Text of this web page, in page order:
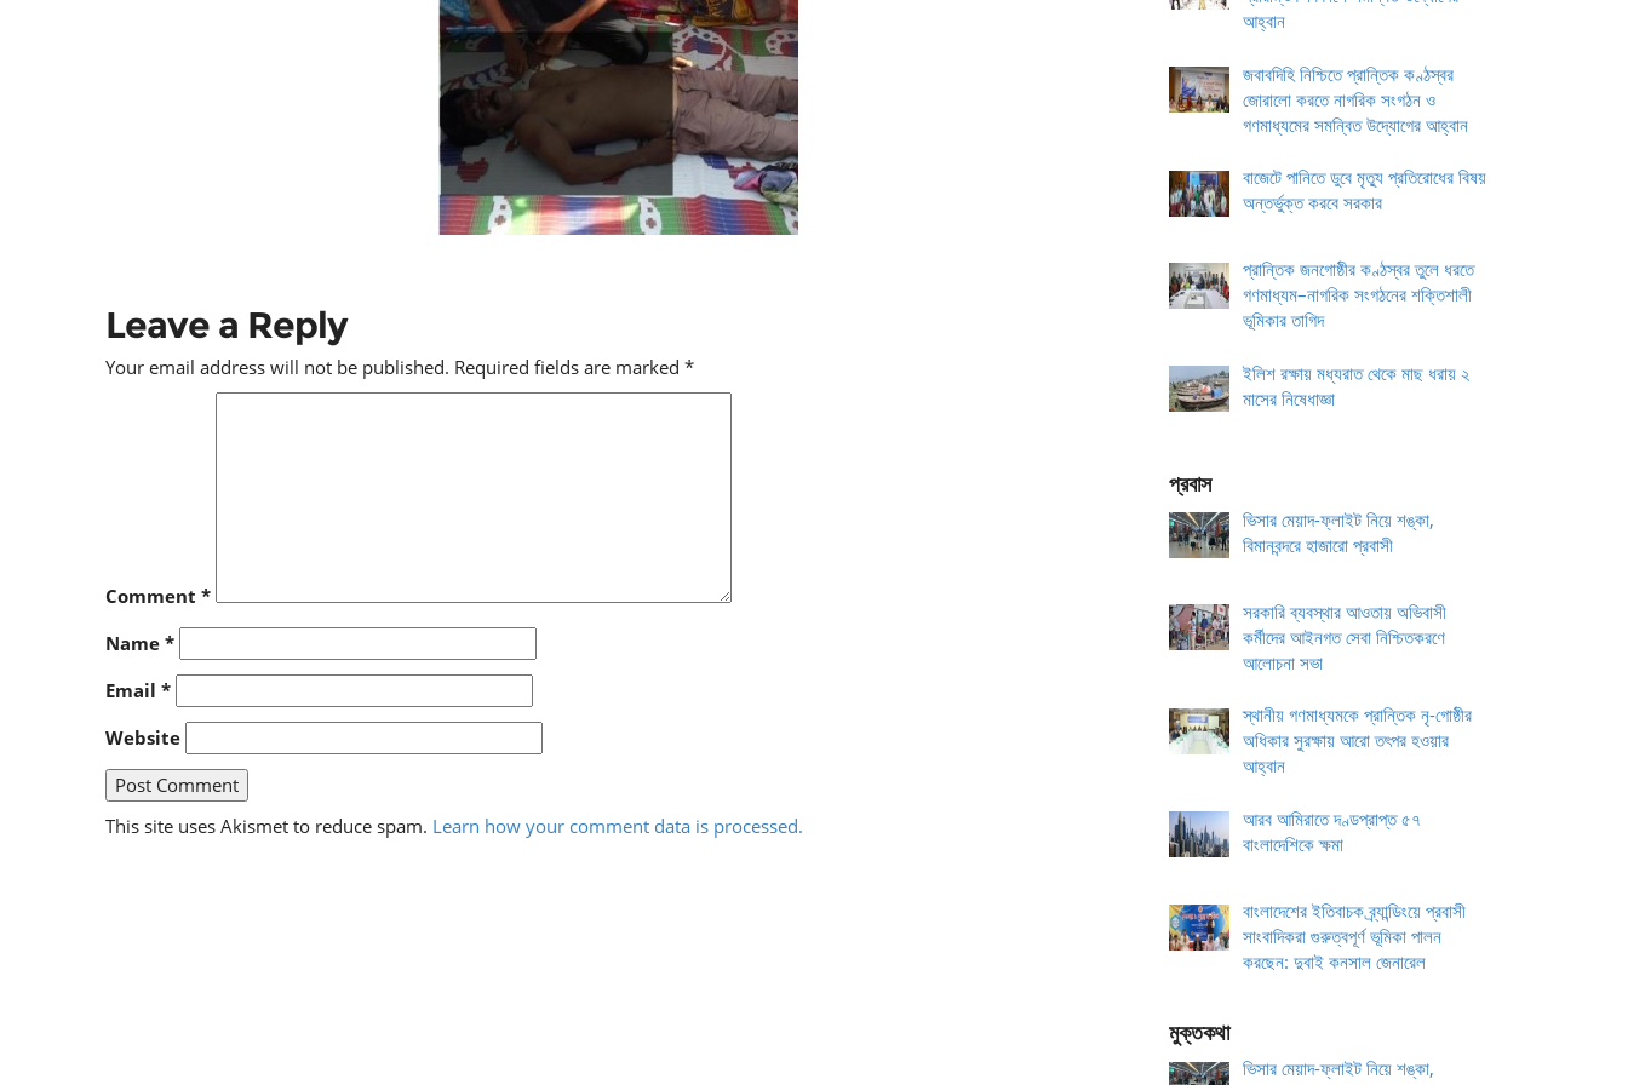
Leave a Reply
Your email address will not be published. Required fields are marked *
Comment *
Name *
Email *
Website
This site uses Akismet to reduce spam. Learn how your comment data is processed.
আহ্বান
জবাবদিহি নিশ্চিতে প্রান্তিক কণ্ঠস্বর
জোরালো করতে নাগরিক সংগঠন ও
গণমাধ্যমের সমন্বিত উদ্যোগের আহ্বান
বাজেটে পানিতে ডুবে মৃত্যু প্রতিরোধের বিষয়
অন্তর্ভুক্ত করবে সরকার
প্রান্তিক জনগোষ্ঠীর কণ্ঠস্বর তুলে ধরতে
গণমাধ্যম–নাগরিক সংগঠনের শক্তিশালী
ভূমিকার তাগিদ
ইলিশ রক্ষায় মধ্যরাত থেকে মাছ ধরায় ২
মাসের নিষেধাজ্ঞা
প্রবাস
ভিসার মেয়াদ-ফ্লাইট নিয়ে শঙ্কা,
বিমানবন্দরে হাজারো প্রবাসী
সরকারি ব্যবস্থার আওতায় অভিবাসী
কর্মীদের আইনগত সেবা নিশ্চিতকরণে
আলোচনা সভা
স্থানীয় গণমাধ্যমকে প্রান্তিক নৃ-গোষ্ঠীর
অধিকার সুরক্ষায় আরো তৎপর হওয়ার
আহ্বান
আরব আমিরাতে দণ্ডপ্রাপ্ত ৫৭
বাংলাদেশিকে ক্ষমা
বাংলাদেশের ইতিবাচক ব্র্যান্ডিংয়ে প্রবাসী
সাংবাদিকরা গুরুত্বপূর্ণ ভূমিকা পালন
করছেন: দুবাই কনসাল জেনারেল
মুক্তকথা
ভিসার মেয়াদ-ফ্লাইট নিয়ে শঙ্কা,